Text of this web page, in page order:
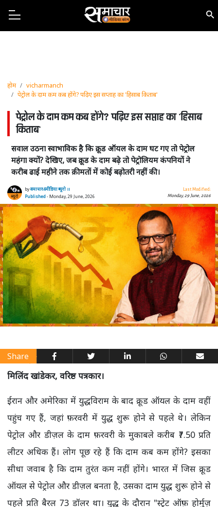
होम
vicharmanch
पेट्रोल के दाम कम कब होंगे? पढ़िए इस सप्ताह का 'हिसाब किताब'
पेट्रोल के दाम कम कब होंगे? पढ़िए इस सप्ताह का 'हिसाब
किताब'
सवाल उठना स्वाभाविक है कि क्रूड ऑयल के दाम घट गए तो पेट्रोल
महंगा क्यों? देखिए, जब क्रूड के दाम बढ़े तो पेट्रोलियम कंपनियों ने
करीब ढाई महीने तक क़ीमतों में कोई बढ़ोतरी नहीं की।
byसमाचार4मीडिया ब्यूरो ।।
Published- Monday, 29 June, 2026
Last Modified:
Monday, 29 June, 2026
Share
मिलिंद खांडेकर, वरिष्ठ पत्रकार।
ईरान और अमेरिका में युद्धविराम के बाद क्रूड ऑयल के दाम वहीं
पहुंच गए हैं, जहां फ़रवरी में युद्ध शुरू होने से पहले थे। लेकिन
पेट्रोल और डीज़ल के दाम फ़रवरी के मुकाबले करीब ₹7.50 प्रति
लीटर अधिक हैं। लोग पूछ रहे हैं कि दाम कब कम होंगे? इसका
सीधा जवाब है कि दाम तुरंत कम नहीं होंगे। भारत में जिस क्रूड
ऑयल से पेट्रोल और डीज़ल बनता है, उसका दाम युद्ध शुरू होने से
पहले प्रति बैरल 73 डॉलर था। युद्ध के दौरान "स्ट्रेट ऑफ़ होर्मुज़